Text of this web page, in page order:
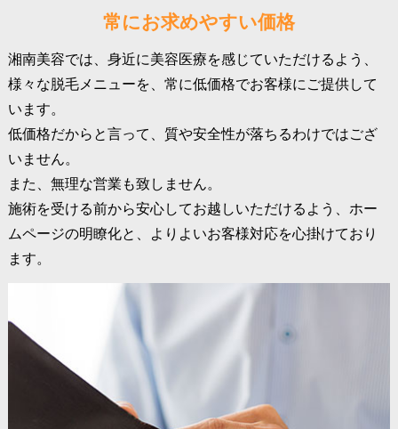
常にお求めやすい価格
湘南美容では、身近に美容医療を感じていただけるよう、
様々な脱毛メニューを、常に低価格でお客様にご提供して
います。
低価格だからと言って、質や安全性が落ちるわけではござ
いません。
また、無理な営業も致しません。
施術を受ける前から安心してお越しいただけるよう、ホー
ムページの明瞭化と、よりよいお客様対応を心掛けており
ます。